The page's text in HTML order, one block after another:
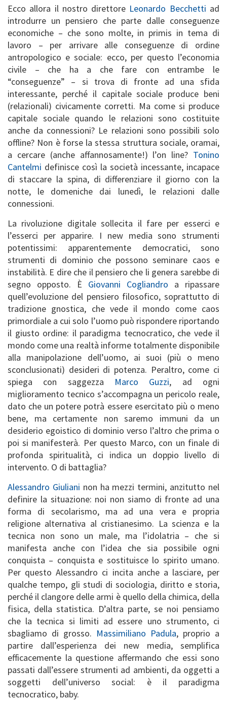
Ecco allora il nostro direttore Leonardo Becchetti ad
introdurre un pensiero che parte dalle conseguenze
economiche – che sono molte, in primis in tema di
lavoro – per arrivare alle conseguenze di ordine
antropologico e sociale: ecco, per questo l’economia
civile – che ha a che fare con entrambe le
“conseguenze” – si trova di fronte ad una sfida
interessante, perché il capitale sociale produce beni
(relazionali) civicamente corretti. Ma come si produce
capitale sociale quando le relazioni sono costituite
anche da connessioni? Le relazioni sono possibili solo
offline? Non è forse la stessa struttura sociale, oramai,
a cercare (anche affannosamente!) l’on line? Tonino
Cantelmi definisce così la società incessante, incapace
di staccare la spina, di differenziare il giorno con la
notte, le domeniche dai lunedì, le relazioni dalle
connessioni.
La rivoluzione digitale sollecita il fare per esserci e
l’esserci per apparire. I new media sono strumenti
potentissimi: apparentemente democratici, sono
strumenti di dominio che possono seminare caos e
instabilità. E dire che il pensiero che li genera sarebbe di
segno opposto. È Giovanni Cogliandro a ripassare
quell’evoluzione del pensiero filosofico, soprattutto di
tradizione gnostica, che vede il mondo come caos
primordiale a cui solo l’uomo può rispondere riportando
il giusto ordine: il paradigma tecnocratico, che vede il
mondo come una realtà informe totalmente disponibile
alla manipolazione dell’uomo, ai suoi (più o meno
sconclusionati) desideri di potenza. Peraltro, come ci
spiega con saggezza Marco Guzzi, ad ogni
miglioramento tecnico s’accompagna un pericolo reale,
dato che un potere potrà essere esercitato più o meno
bene, ma certamente non saremo immuni da un
desiderio egoistico di dominio verso l’altro che prima o
poi si manifesterà. Per questo Marco, con un finale di
profonda spiritualità, ci indica un doppio livello di
intervento. O di battaglia?
Alessandro Giuliani non ha mezzi termini, anzitutto nel
definire la situazione: noi non siamo di fronte ad una
forma di secolarismo, ma ad una vera e propria
religione alternativa al cristianesimo. La scienza e la
tecnica non sono un male, ma l’idolatria – che si
manifesta anche con l’idea che sia possibile ogni
conquista – conquista e sostituisce lo spirito umano.
Per questo Alessandro ci incita anche a lasciare, per
qualche tempo, gli studi di sociologia, diritto e storia,
perché il clangore delle armi è quello della chimica, della
fisica, della statistica. D’altra parte, se noi pensiamo
che la tecnica si limiti ad essere uno strumento, ci
sbagliamo di grosso. Massimiliano Padula, proprio a
partire dall’esperienza dei new media, semplifica
efficacemente la questione affermando che essi sono
passati dall’essere strumenti ad ambienti, da oggetti a
soggetti dell’universo social: è il paradigma
tecnocratico, baby.